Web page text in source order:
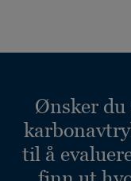
Ønsker du
til å